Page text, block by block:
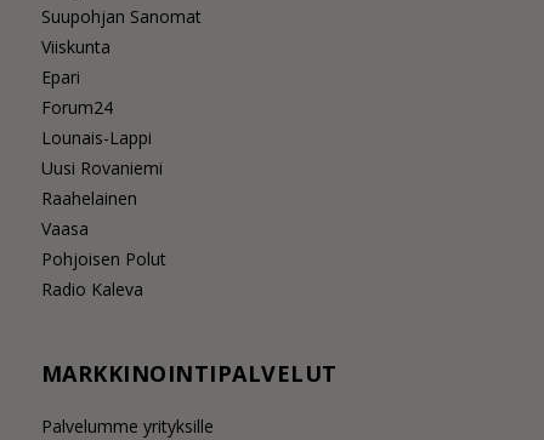
Suupohjan Sanomat
Viiskunta
Epari
Forum24
Lounais-Lappi
Uusi Rovaniemi
Raahelainen
Vaasa
Pohjoisen Polut
Radio Kaleva
MARKKINOINTIPALVELUT
Palvelumme yrityksille